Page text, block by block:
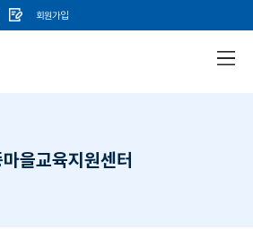
회원가입
을교육지원센터